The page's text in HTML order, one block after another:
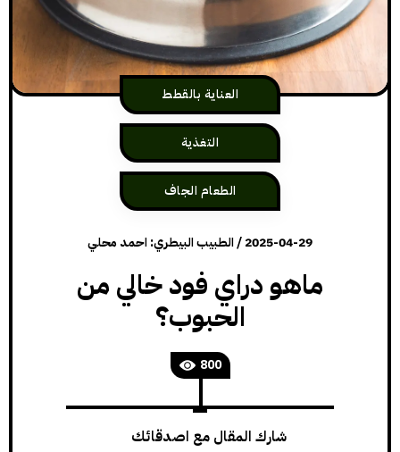
العناية بالقطط
التغذية
الطعام الجاف
2025-04-29
/الطبيب البيطري: احمد محلي
ماهو دراي فود خالي من
الحبوب؟
800
شارك المقال مع اصدقائك